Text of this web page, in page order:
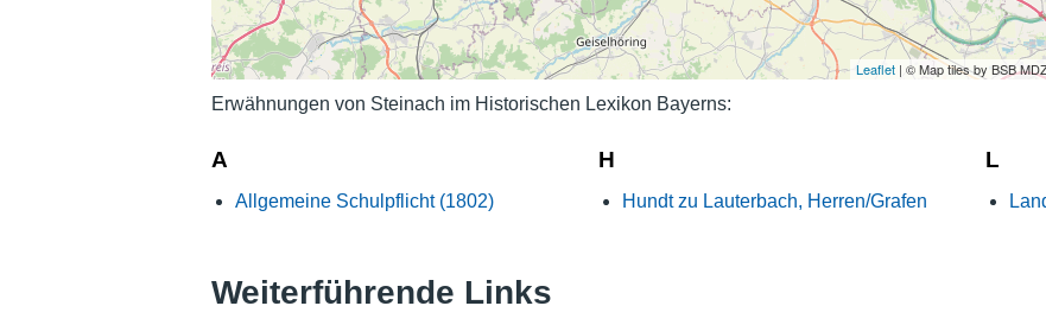
Leaflet | © Map tiles by BSB
Erwähnungen von Steinach im Historischen Lexikon Bayerns:
A
Allgemeine Schulpflicht (1802)
H
Hundt zu Lauterbach, Herren/Grafen
L
Weiterführende Links